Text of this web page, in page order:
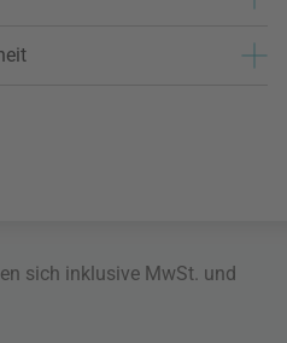
sich inklusive MwSt. und